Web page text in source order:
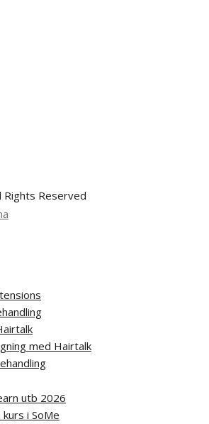
Rights Reserved
med Hairtalk
utb 2026
i SoMe